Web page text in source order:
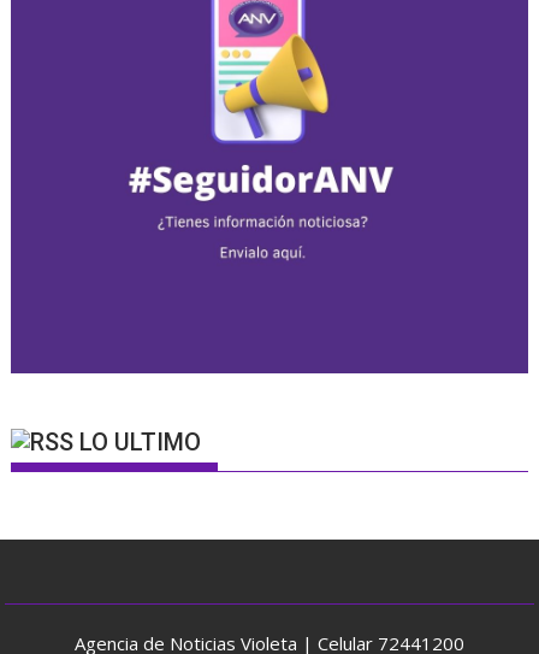
LO ULTIMO
Agencia de Noticias Violeta | Celular 72441200